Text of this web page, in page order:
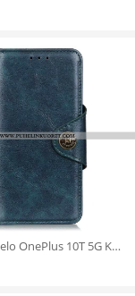
Nahkakotelo OnePlus 10T 5G Keinonahkaa Khazneh-painike